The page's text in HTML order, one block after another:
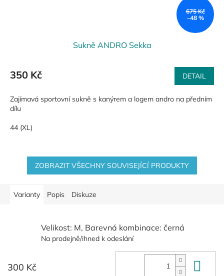
675 Kč
–48 %
Sukně ANDRO Sekka
350 Kč DETAIL
Zajímavá sportovní sukně s kanýrem a logem andro na předním
dílu
44 (XL)
ZOBRAZIT VŠECHNY SOUVISEJÍCÍ PRODUKTY
Varianty Popis Diskuze
Velikost: M, Barevná kombinace: černá
Na prodejně/ihned k odeslání
300 Kč